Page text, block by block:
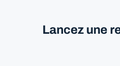
Lancez une